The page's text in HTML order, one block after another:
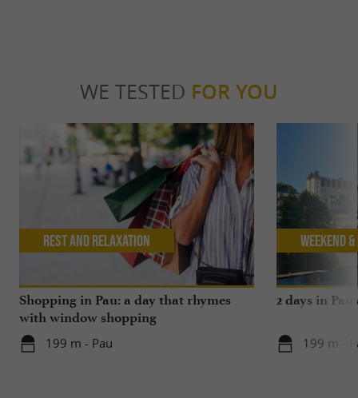
WE TESTED FOR YOU
Shopping in Pau: a day that rhymes
with window shopping
199 m - Pau
Rest and relaxation
2 days in
199 m -
Weekend